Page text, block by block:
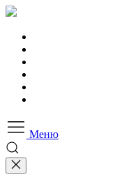
Меню